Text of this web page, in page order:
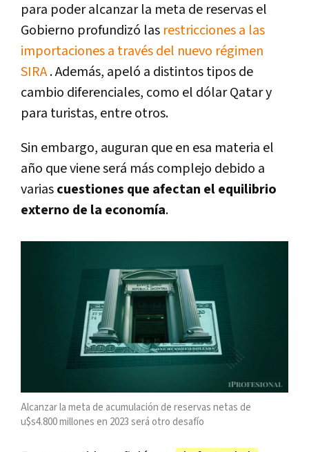
para poder alcanzar la meta de reservas el
Gobierno profundizó las restricciones a las
importaciones a través del nuevo régimen
SIRA. Además, apeló a distintos tipos de
cambio diferenciales, como el dólar Qatar y
para turistas, entre otros.
Sin embargo, auguran que en esa materia el
año que viene será más complejo debido a
variascuestiones que afectan el equilibrio
externo de la economía.
Alcanzar la meta de acumulación de reservas netas de
u$s4.800 millones en 2023 será otro desafío